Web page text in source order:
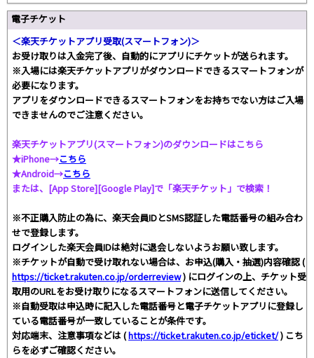
電子チケット
＜楽天チケットアプリ受取(スマートフォン)＞
お受け取りは入金完了後、自動的にアプリにチケットが送られます。
※入場には楽天チケットアプリがダウンロードできるスマートフォンが
必要になります。
アプリをダウンロードできるスマートフォンをお持ちでない方はご入場
できませんのでご注意ください。
楽天チケットアプリ(スマートフォン)のダウンロードはこちら
★iPhone→こちら
★Android→こちら
または、[App Store][Google Play]で「楽天チケット」で検索！
※不正購入防止の為に、楽天会員IDとSMS認証した電話番号の組み合わ
せで登録します。
ログインした楽天会員IDは絶対に退会しないようお願い致します。
※チケットが自動で受け取れない場合は、お申込(購入・抽選)内容確認 (
https://ticket.rakuten.co.jp/orderreview) にログインの上、チケット受
取用のURLをお受け取りになるスマートフォンに送信してください。
※自動受取は申込時に記入した電話番号と電子チケットアプリに登録し
ている電話番号が一致していることが条件です。
対応端末、注意事項などは (https://ticket.rakuten.co.jp/eticket/) こち
らを必ずご確認ください。